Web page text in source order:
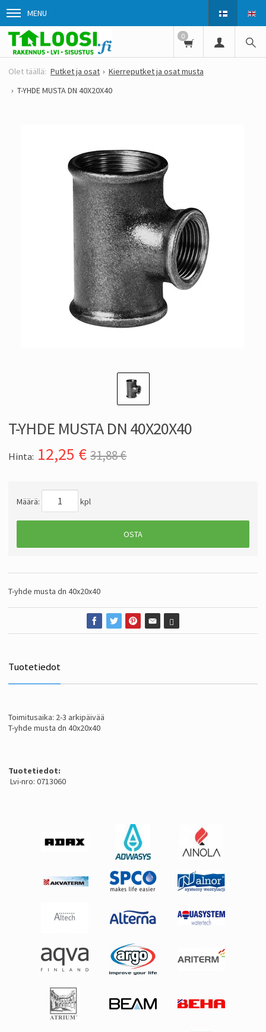
MENU
0
Putket ja osat
Kierreputket ja osat musta
T-YHDE MUSTA DN 40X20X40
T-YHDE MUSTA DN 40X20X40
Hinta: 12,25 € 31,88 €
Määrä: kpl
OSTA
T-yhde musta dn 40x20x40
Tuotetiedot
Toimitusaika: 2-3 arkipäivää
T-yhde musta dn 40x20x40
Tuotetiedot:
Lvi-nro: 0713060